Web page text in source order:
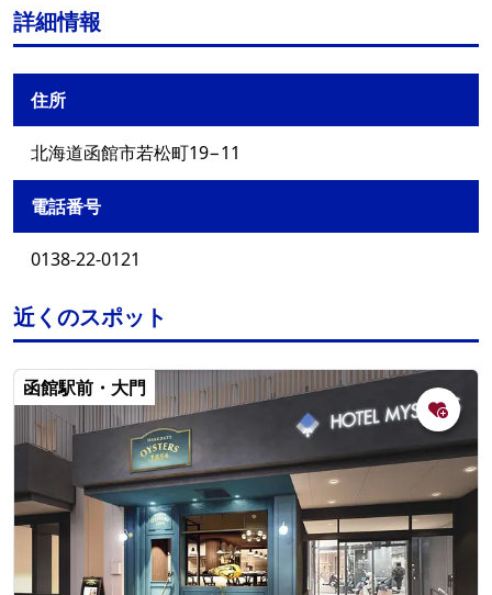
詳細情報
住所
北海道函館市若松町19−11
電話番号
0138-22-0121
近くのスポット
函館駅前・大門